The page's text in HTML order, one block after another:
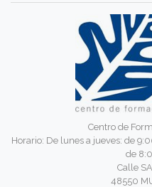
Centro de
Horario: De lunes a jueves: de
de
Calle
48550